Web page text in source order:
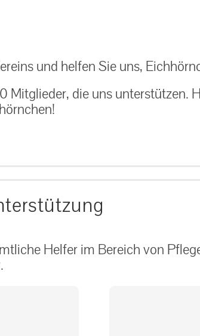
und helfen Sie uns,
Mitglieder, die uns unterstützen.
Helfer im Bereich von